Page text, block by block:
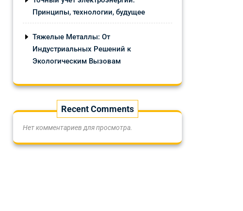
Принципы, технологии, будущее
Тяжелые Металлы: От
Индустриальных Решений к
Экологическим Вызовам
Recent Comments
Нет комментариев для просмотра.